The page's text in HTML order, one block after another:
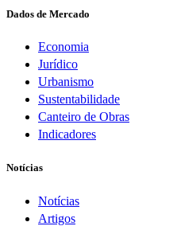
Dados de Mercado
Economia
Jurídico
Urbanismo
Sustentabilidade
Canteiro de Obras
Indicadores
Notícias
Notícias
Artigos